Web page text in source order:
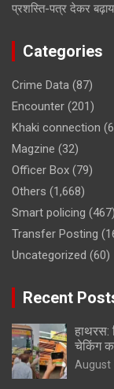
प्रशस्ति-पत्र देकर
Categories
Crime Data (87)
Encounter (201)
Khaki connection
Magzine (32)
Officer Box (79)
Others (1,668)
Smart policing (467)
Transfer Posting
Uncategorized (60)
Recent
हाथरस:
चेकिंग
August